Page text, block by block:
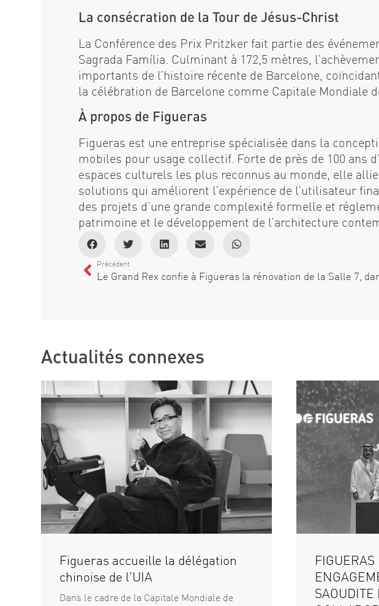
La consécration de la Tour de Jésus-Christ
La Conférence des Prix Pritzker fait partie des
Sagrada Família. Culminant à 172,5 mètres,
importants de l’histoire récente de Barcelone,
la célébration de Barcelone comme Capitale Mondiale
À propos de Figueras
Figueras est une entreprise spécialisée dans la
mobiles pour usage collectif. Forte de près de 100 ans
espaces culturels les plus reconnus au monde, elle
solutions qui améliorent l’expérience de l’utilisateur
des projets d’une grande complexité formelle et
patrimoine et le développement de l’architecture
Précédent
Actualités connexes
Figueras accueille la délégation
chinoise de l'UIA
Dans le cadre de la Capitale Mondiale de
SAOUDITE